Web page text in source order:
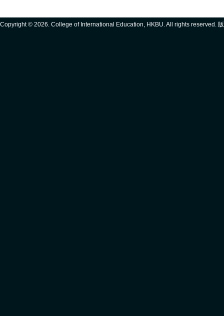
Copyright © 2026. College of International Education, HKBU. All rights reserved.